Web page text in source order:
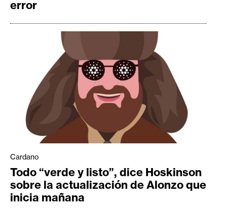
error
Cardano
Todo “verde y listo”, dice Hoskinson
sobre la actualización de Alonzo que
inicia mañana